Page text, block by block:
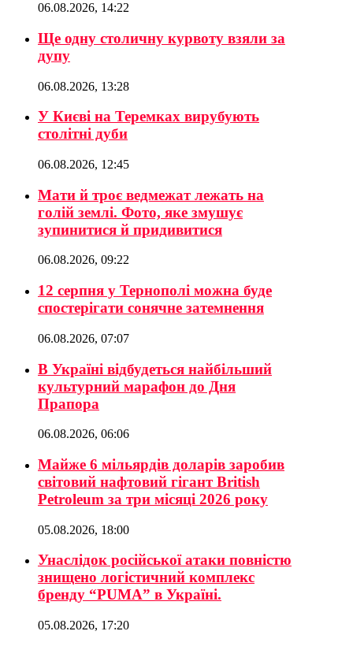
06.08.2026, 14:22
Ще одну столичну курвоту взяли за
дупу
06.08.2026, 13:28
У Києві на Теремках вирубують
столітні дуби
06.08.2026, 12:45
Мати й троє ведмежат лежать на
голій землі. Фото, яке змушує
зупинитися й придивитися
06.08.2026, 09:22
12 серпня у Тернополі можна буде
спостерігати сонячне затемнення
06.08.2026, 07:07
В Україні відбудеться найбільший
культурний марафон до Дня
Прапора
06.08.2026, 06:06
Майже 6 мільярдів доларів заробив
світовий нафтовий гігант British
Petroleum за три місяці 2026 року
05.08.2026, 18:00
Унаслідок російської атаки повністю
знищено логістичний комплекс
бренду “PUMA” в Україні.
05.08.2026, 17:20